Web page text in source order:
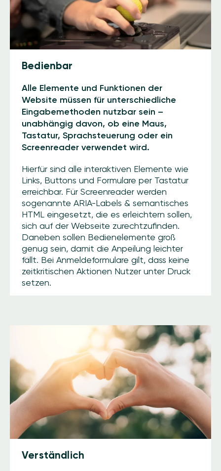
Bedienbar
Alle Elemente und Funktionen der
Website müssen für unterschiedliche
Eingabemethoden nutzbar sein –
unabhängig davon, ob eine Maus,
Tastatur, Sprachsteuerung oder ein
Screenreader verwendet wird.
Hierfür sind alle interaktiven Elemente wie
Links, Buttons und Formulare per Tastatur
erreichbar. Für Screenreader werden
sogenannte ARIA-Labels & semantisches
HTML eingesetzt, die es erleichtern sollen,
sich auf der Webseite zurechtzufinden.
Daneben sollen Bedienelemente groß
genug sein, damit die Anpeilung leichter
fällt. Bei Anmeldeformulare gilt, dass keine
zeitkritischen Aktionen Nutzer unter Druck
setzen.
Verständlich